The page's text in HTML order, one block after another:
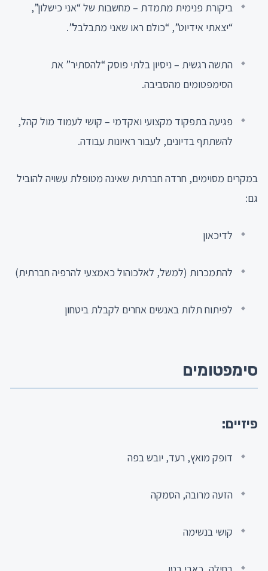
ביקורת פנימית מתמדת – מחשבות של “אני כישלון”,
“יצאתי אידיוט”, “כולם ראו שאני מתבלבל”.
התשה רגשית – ניסיון בלתי פוסק “להסתיר” את
הסימפטומים מהסביבה.
פגיעה בתפקוד מקצועי ואקדמי – קושי לעמוד מול קהל,
להשתתף בדיונים, לעבור ראיונות עבודה.
במקרים מסוימים, חרדה חברתית שאינה מטופלת עשויה להוביל
גם:
לדיכאון
להתמכרות (למשל, לאלכוהול כאמצעי להרפיה חברתית)
לפיתוח תלות באנשים אחרים לקבלת ביטחון
סימפטומים
פיזיים:
דופק מואץ, רעד, יובש בפה
הזעה מרובה, הסמקה
קושי בנשימה